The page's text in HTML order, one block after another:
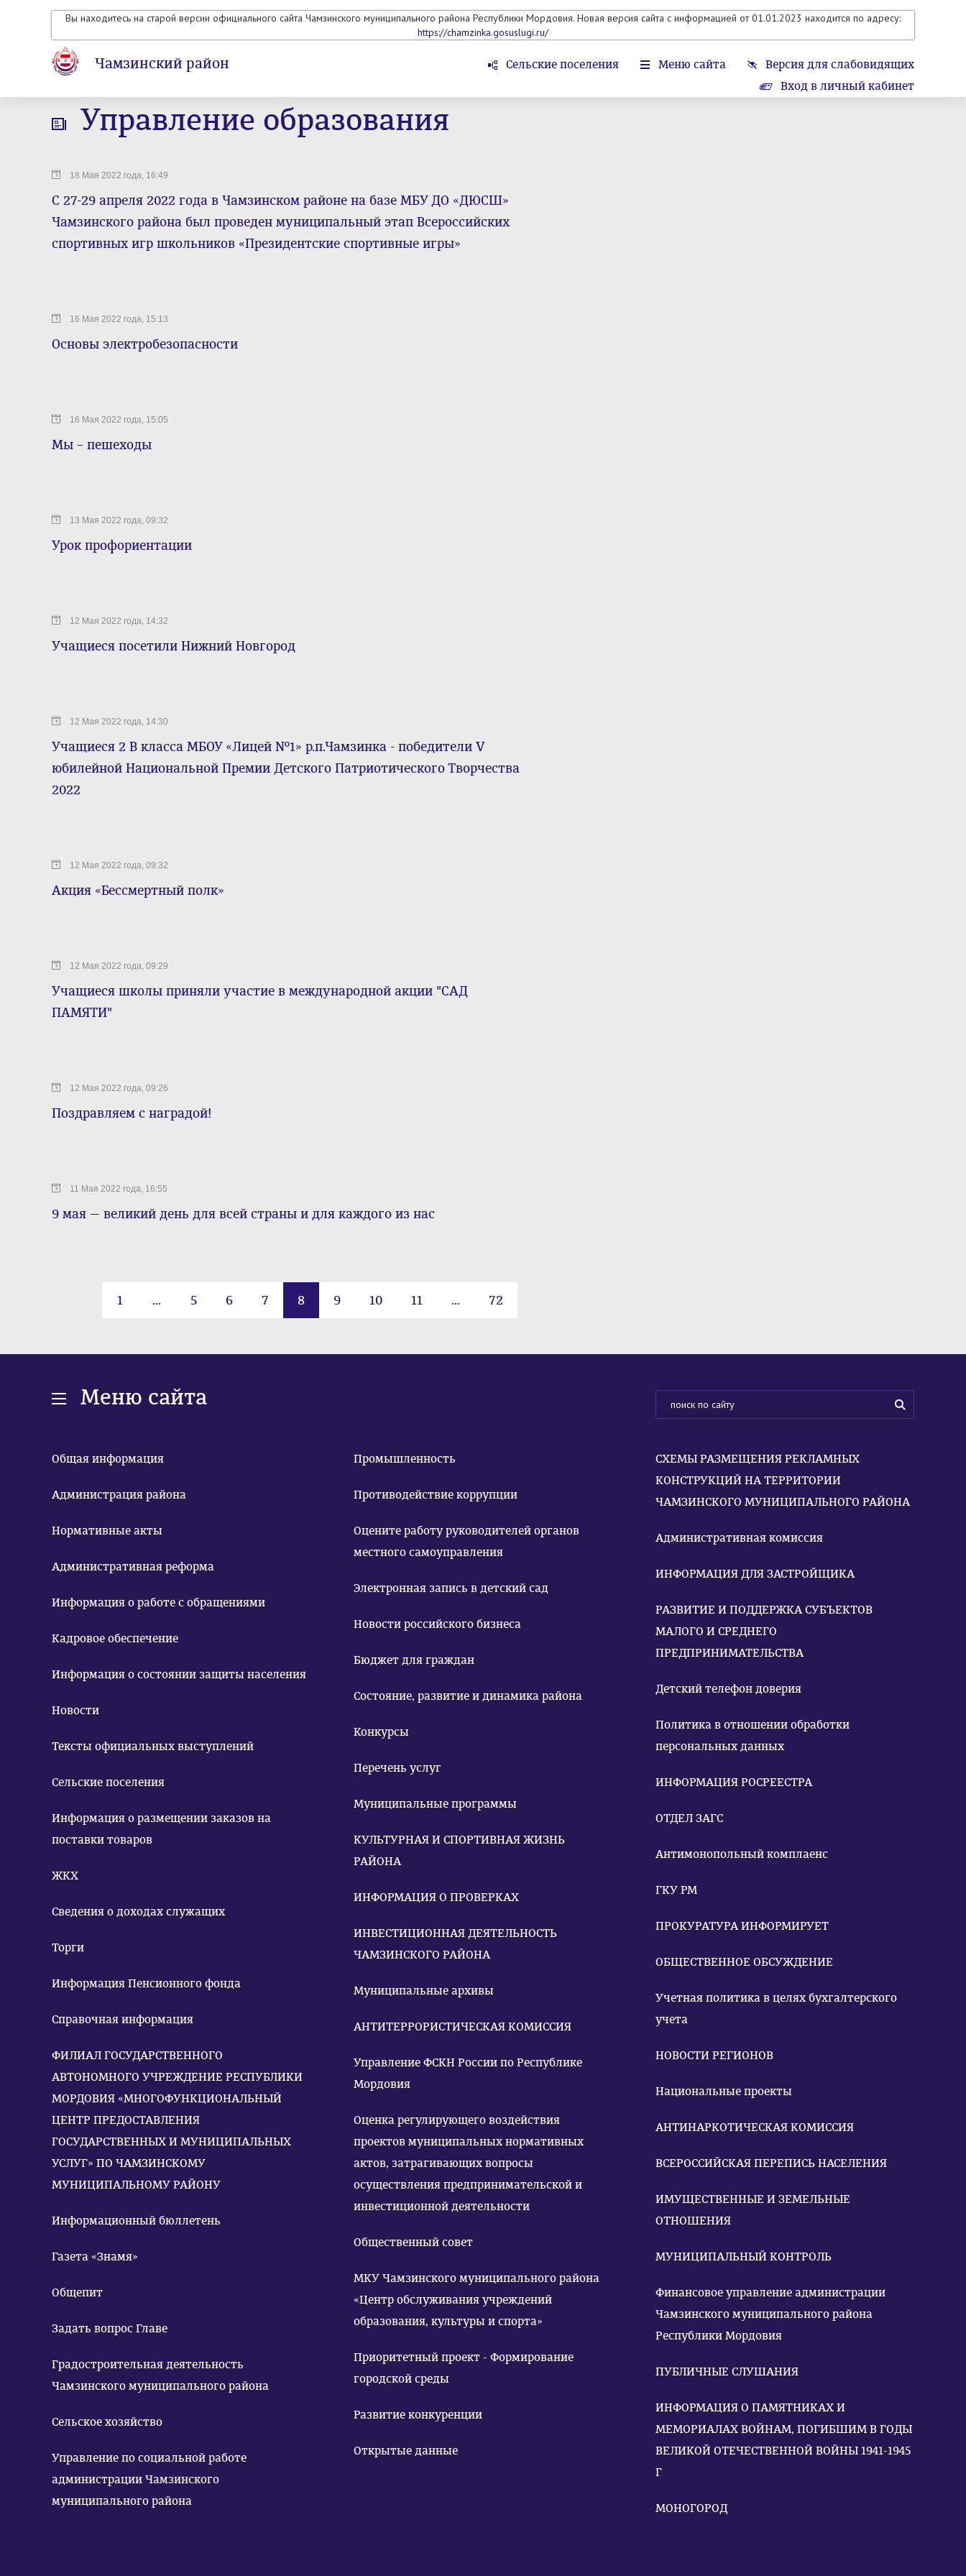
Вы находитесь на старой версии официального сайта Чамзинского муниципального района Республики Мордовия. Новая версия сайта с информацией от 01.01.2023 находится по адресу:
https://chamzinka.gosuslugi.ru/
Чамзинский район Сельские поселения Меню сайта
Версия для слабовидящих
Вход в личный кабинет
Управление образования
18 Мая 2022 года, 16:49
С 27-29 апреля 2022 года в Чамзинском районе на базе МБУ ДО «ДЮСШ»
Чамзинского района был проведен муниципальный этап Всероссийских
спортивных игр школьников «Президентские спортивные игры»
16 Мая 2022 года, 15:13
Основы электробезопасности
16 Мая 2022 года, 15:05
Мы – пешеходы
13 Мая 2022 года, 09:32
Урок профориентации
12 Мая 2022 года, 14:32
Учащиеся посетили Нижний Новгород
12 Мая 2022 года, 14:30
Учащиеся 2 В класса МБОУ «Лицей №1» р.п.Чамзинка - победители V
юбилейной Национальной Премии Детского Патриотического Творчества
2022
12 Мая 2022 года, 09:32
Акция «Бессмертный полк»
12 Мая 2022 года, 09:29
Учащиеся школы приняли участие в международной акции "САД
ПАМЯТИ"
12 Мая 2022 года, 09:26
Поздравляем с наградой!
11 Мая 2022 года, 16:55
9 мая — великий день для всей страны и для каждого из нас
1 ... 5 6 7 8 9 10 11 ... 72
Меню сайта
Общая информация
Администрация района
Нормативные акты
Административная реформа
Информация о работе с обращениями
Кадровое обеспечение
Информация о состоянии защиты населения
Новости
Тексты официальных выступлений
Сельские поселения
Информация о размещении заказов на
поставки товаров
ЖКХ
Сведения о доходах служащих
Торги
Информация Пенсионного фонда
Справочная информация
ФИЛИАЛ ГОСУДАРСТВЕННОГО
АВТОНОМНОГО УЧРЕЖДЕНИЕ РЕСПУБЛИКИ
МОРДОВИЯ «МНОГОФУНКЦИОНАЛЬНЫЙ
ЦЕНТР ПРЕДОСТАВЛЕНИЯ
ГОСУДАРСТВЕННЫХ И МУНИЦИПАЛЬНЫХ
УСЛУГ» ПО ЧАМЗИНСКОМУ
МУНИЦИПАЛЬНОМУ РАЙОНУ
Информационный бюллетень
Газета «Знамя»
Общепит
Задать вопрос Главе
Градостроительная деятельность
Чамзинского муниципального района
Сельское хозяйство
Управление по социальной работе
администрации Чамзинского
муниципального района
Промышленность
Противодействие коррупции
Оцените работу руководителей органов
местного самоуправления
Электронная запись в детский сад
Новости российского бизнеса
Бюджет для граждан
Состояние, развитие и динамика района
Конкурсы
Перечень услуг
Муниципальные программы
КУЛЬТУРНАЯ И СПОРТИВНАЯ ЖИЗНЬ
РАЙОНА
ИНФОРМАЦИЯ О ПРОВЕРКАХ
ИНВЕСТИЦИОННАЯ ДЕЯТЕЛЬНОСТЬ
ЧАМЗИНСКОГО РАЙОНА
Муниципальные архивы
АНТИТЕРРОРИСТИЧЕСКАЯ КОМИССИЯ
Управление ФСКН России по Республике
Мордовия
Оценка регулирующего воздействия
проектов муниципальных нормативных
актов, затрагивающих вопросы
осуществления предпринимательской и
инвестиционной деятельности
Общественный совет
МКУ Чамзинского муниципального района
«Центр обслуживания учреждений
образования, культуры и спорта»
Приоритетный проект - Формирование
городской среды
Развитие конкуренции
Открытые данные
СХЕМЫ РАЗМЕЩЕНИЯ РЕКЛАМНЫХ
КОНСТРУКЦИЙ НА ТЕРРИТОРИИ
ЧАМЗИНСКОГО МУНИЦИПАЛЬНОГО РАЙОНА
Административная комиссия
ИНФОРМАЦИЯ ДЛЯ ЗАСТРОЙЩИКА
РАЗВИТИЕ И ПОДДЕРЖКА СУБЪЕКТОВ
МАЛОГО И СРЕДНЕГО
ПРЕДПРИНИМАТЕЛЬСТВА
Детский телефон доверия
Политика в отношении обработки
персональных данных
ИНФОРМАЦИЯ РОСРЕЕСТРА
ОТДЕЛ ЗАГС
Антимонопольный комплаенс
ГКУ РМ
ПРОКУРАТУРА ИНФОРМИРУЕТ
ОБЩЕСТВЕННОЕ ОБСУЖДЕНИЕ
Учетная политика в целях бухгалтерского
учета
НОВОСТИ РЕГИОНОВ
Национальные проекты
АНТИНАРКОТИЧЕСКАЯ КОМИССИЯ
ВСЕРОССИЙСКАЯ ПЕРЕПИСЬ НАСЕЛЕНИЯ
ИМУЩЕСТВЕННЫЕ И ЗЕМЕЛЬНЫЕ
ОТНОШЕНИЯ
МУНИЦИПАЛЬНЫЙ КОНТРОЛЬ
Финансовое управление администрации
Чамзинского муниципального района
Республики Мордовия
ПУБЛИЧНЫЕ СЛУШАНИЯ
ИНФОРМАЦИЯ О ПАМЯТНИКАХ И
МЕМОРИАЛАХ ВОЙНАМ, ПОГИБШИМ В ГОДЫ
ВЕЛИКОЙ ОТЕЧЕСТВЕННОЙ ВОЙНЫ 1941-1945
Г
МОНОГОРОД